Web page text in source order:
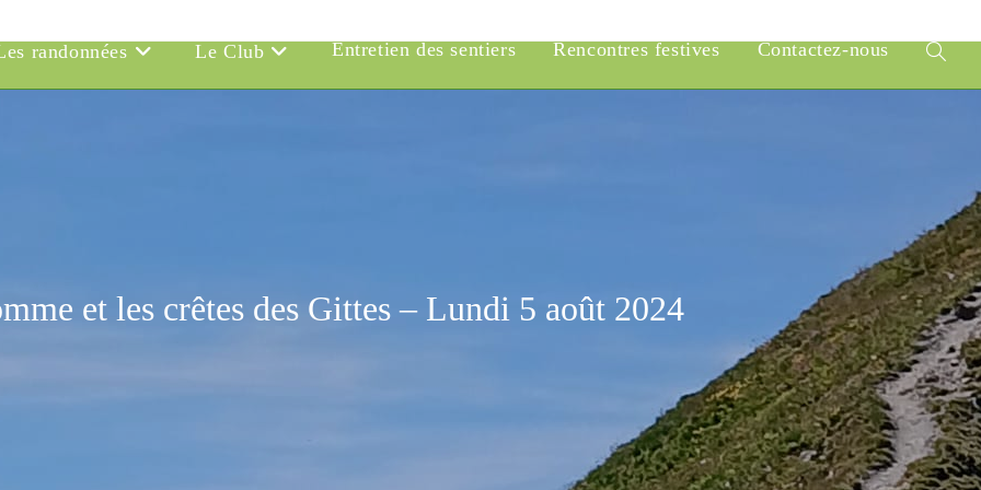
randonnées Le Club Entretien des sentiers Rencontres festives Contactez-nous
Toggle
website
et les crêtes des Gittes – Lundi 5 août 2024